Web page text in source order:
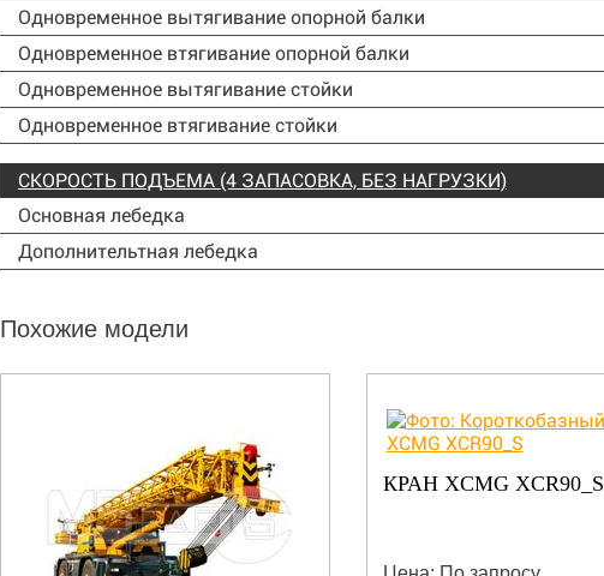
Одновременное вытягивание опорной балки
Одновременное втягивание опорной балки
Одновременное вытягивание стойки
Одновременное втягивание стойки
СКОРОСТЬ ПОДЪЕМА (4 ЗАПАСОВКА, БЕЗ НАГРУЗКИ)
Основная лебедка
Дополнительтная лебедка
Похожие модели
КРАН XCMG XCR90_S